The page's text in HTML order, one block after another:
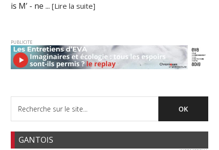
is M’ - ne ...[Lire la suite]
PUBLICITE
GANTOIS